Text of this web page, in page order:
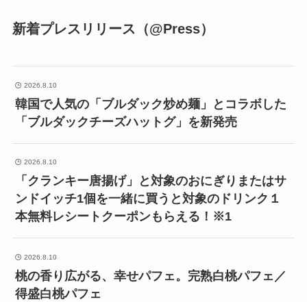
新着プレスリリース（@Press）
2026.8.10
韓国で人気の「ブルダック炒め麺」とコラボした
「ブルダックチーズハットグ」を新発売
2026.8.10
「クランキー唐揚げ」と対象のおにぎりまたはサ
ンドイッチ1個を一緒に買うと対象のドリンク１
本無料レシートクーポンもらえる！※1
2026.8.10
桃の香り広がる、幸せパフェ。完熟白桃パフェ／
得盛白桃パフェ